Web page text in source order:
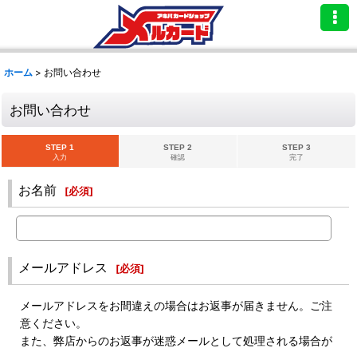
ホーム > お問い合わせ
お問い合わせ
STEP 1
入力
STEP 2
確認
STEP 3
完了
お名前 [必須]
メールアドレス [必須]
メールアドレスをお間違えの場合はお返事が届きません。ご注
意ください。
また、弊店からのお返事が迷惑メールとして処理される場合が